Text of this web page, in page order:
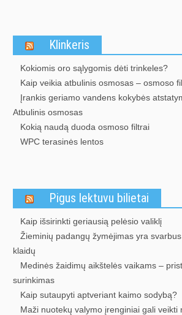
Klinkeris
Kokiomis oro sąlygomis dėti trinkeles?
Kaip veikia atbulinis osmosas – osmoso
Įrankis geriamo vandens kokybės
Atbulinis osmosas
Kokią naudą duoda osmoso filtrai
WPC terasinės lentos
Pigus lektuvu bilietai
Kaip išsirinkti geriausią pelėsio valiklį
Žieminių padangų žymėjimas yra
klaidų
Medinės žaidimų aikštelės vaikams –
surinkimas
Kaip sutaupyti aptveriant kaimo sodybą?
Maži nuotekų valymo įrenginiai gali veikti